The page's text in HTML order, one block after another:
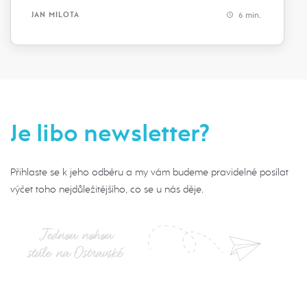
JAN MILOTA 6 min.
Je libo newsletter?
Přihlaste se k jeho odběru a my vám budeme pravidelně posílat
výčet toho nejdůležitějšího, co se u nás děje.
Jednou nohou
stále na Ostravské